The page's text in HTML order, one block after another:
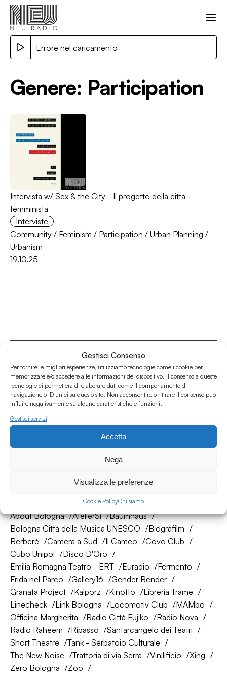
Gestisci Consenso
Per fornire le migliori esperienze, utilizziamo tecnologie come i cookie per
memorizzare e/o accedere alle informazioni del dispositivo. Il consenso a queste
tecnologie ci permetterà di elaborare dati come il comportamento di
navigazione o ID unici su questo sito. Non acconsentire o ritirare il consenso può
influire negativamente su alcune caratteristiche e funzioni.
Gestisci servizi
Accetta
Nega
Visualizza le preferenze
Cookie PolicyChi siamo
Errore nel caricamento
Genere: Participation
Intervista w/ Sex & the City - Il progetto della città
femminista
Interviste
Community / Feminism / Participation / Urban Planning /
Urbanism
19.10.25
Associazione Culturale Humus
Via degli Orti 63, Bologna 40137
IVA: IT03691751204
CF: 03691751204
Seguici su
About Bologna AtelierSì
Baumhaus
Bologna Città della Musica UNESCO
Biografilm
Berberè
Camera a Sud Il Cameo
Covo Club
Cubo Unipol
Disco D'Oro
Emilia Romagna Teatro - ERT
Euradio
Fermento
Frida nel Parco
Gallery16
Gender Bender
Granata Project
Kalporz Kinotto
Libreria Trame
Linecheck
Link Bologna Locomotiv Club
MAMbo
Officina Margherita
Radio Città Fujiko
Radio Nova
Radio Raheem
Ripasso
Santarcangelo dei Teatri
Short Theatre
Tank - Serbatoio Culturale
The New Noise
Trattoria di via Serra Vinilificio
Xing
Zero Bologna
Zoo